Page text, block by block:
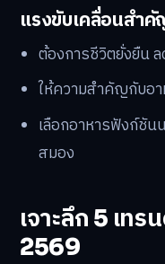
แรงขับเคลื่อนสำ
ต้องการชีวิตยั่งยืน
ให้ความสำคัญกับอ
เลือกอาหารฟังก์ชัน
สมอง
เจาะลึก 5 เท
2569